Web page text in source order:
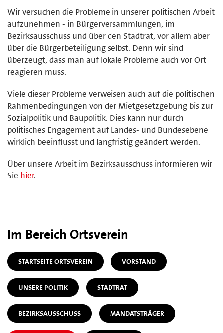
Wir versuchen die Probleme in unserer politischen Arbeit
aufzunehmen - in Bürgerversammlungen, im
Bezirksausschuss und über den Stadtrat, vor allem aber
über die Bürgerbeteiligung selbst. Denn wir sind
überzeugt, dass man auf lokale Probleme auch vor Ort
reagieren muss.
Viele dieser Probleme verweisen auch auf die politischen
Rahmenbedingungen von der Mietgesetzgebung bis zur
Sozialpolitik und Baupolitik. Dies kann nur durch
politisches Engagement auf Landes- und Bundesebene
wirklich beeinflusst und langfristig geändert werden.
Über unsere Arbeit im Bezirksausschuss informieren wir
Sie hier.
Im Bereich Ortsverein
STARTSEITE ORTSVEREIN VORSTAND
UNSERE POLITIK STADTRAT
BEZIRKSAUSSCHUSS MANDATSTRÄGER